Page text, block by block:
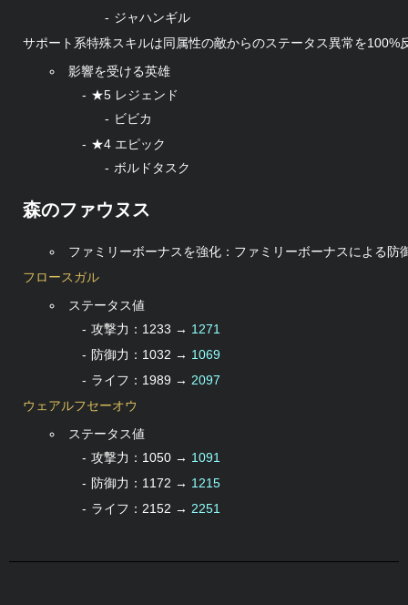
ジャハンギル
サポート系特殊スキルは同属性の敵からのステータス異常を100%
影響を受ける英雄
★5 レジェンド
ビビカ
★4 エピック
ボルドタスク
森のファウヌス
ファミリーボーナスを強化：ファミリーボーナスによる
フロースガル
ステータス値
攻撃力：1233 → 1271
防御力：1032 → 1069
ライフ：1989 → 2097
ウェアルフセーオウ
ステータス値
攻撃力：1050 → 1091
防御力：1172 → 1215
ライフ：2152 → 2251